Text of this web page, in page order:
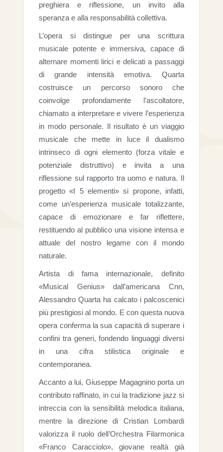
preghiera e riflessione, un invito alla
speranza e alla responsabilità collettiva.
L’opera si distingue per una scrittura
musicale potente e immersiva, capace di
alternare momenti lirici e delicati a passaggi
di grande intensità emotiva. Quarta
costruisce un percorso sonoro che
coinvolge profondamente l’ascoltatore,
chiamato a interpretare e vivere l’esperienza
in modo personale. Il risultato è un viaggio
musicale che mette in luce il dualismo
intrinseco di ogni elemento (forza vitale e
potenziale distruttivo) e invita a una
riflessione sul rapporto tra uomo e natura. Il
progetto «I 5 elementi» si propone, infatti,
come un’esperienza musicale totalizzante,
capace di emozionare e far riflettere,
restituendo al pubblico una visione intensa e
attuale del nostro legame con il mondo
naturale.
Artista di fama internazionale, definito
«Musical Genius» dall’americana Cnn,
Alessandro Quarta ha calcato i palcoscenici
più prestigiosi al mondo. E con questa nuova
opera conferma la sua capacità di superare i
confini tra generi, fondendo linguaggi diversi
in una cifra stilistica originale e
contemporanea.
Accanto a lui, Giuseppe Magagnino porta un
contributo raffinato, in cui la tradizione jazz si
intreccia con la sensibilità melodica italiana,
mentre la direzione di Cristian Lombardi
valorizza il ruolo dell’Orchestra Filarmonica
«Franco Caracciolo», giovane realtà già